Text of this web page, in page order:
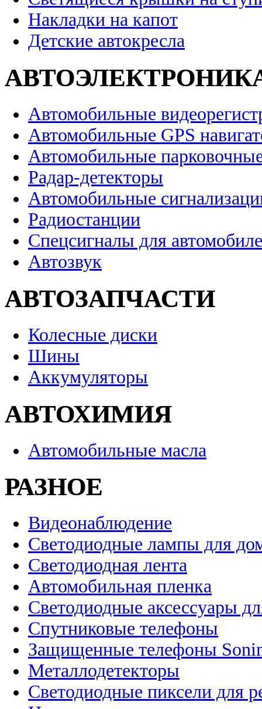
Накладки на капот
Детские автокресла
Автомобильные
Автомобильные GPS
Автомобильные
Радар-детекторы
Автомобильные
Радиостанции
Спецсигналы для
Автозвук
АВТОЗАПЧАСТИ
Колесные диски
Шины
Аккумуляторы
АВТОХИМИЯ
Автомобильные масла
РАЗНОЕ
Видеонаблюдение
Светодиодные лампы для
Светодиодная лента
Автомобильная пленка
Светодиодные аксессуары
Спутниковые телефоны
Защищенные телефоны
Металлодетекторы
Светодиодные пиксели для